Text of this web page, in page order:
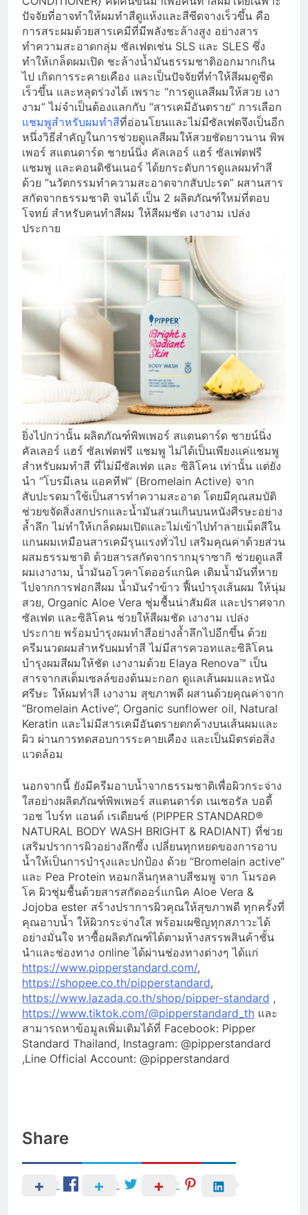
ปัจจัยที่อาจทำให้ผมทำสีดูแห้งและสีซีดจางเร็วขึ้น คือ
การสระผมด้วยสารเคมีที่มีพลังชะล้างสูง อย่างสาร
ทำความสะอาดกลุ่ม ซัลเฟตเช่น SLS และ SLES ซึ่ง
ทำให้เกล็ดผมเปิด ชะล้างน้ำมันธรรมชาติออกมากเกิน
ไป เกิดการระคายเคือง และเป็นปัจจัยที่ทำให้สีผมดูซีด
เร็วขึ้น และหลุดร่วงได้ เพราะ “การดูแลสีผมให้สวย เงา
งาม” ไม่จำเป็นต้องแลกกับ “สารเคมีอันตราย” การเลือก
แชมพูสำหรับผมทำสีที่อ่อนโยนและไม่มีซัลเฟตจึงเป็นอีก
หนึ่งวิธีสำคัญในการช่วยดูแลสีผมให้สวยชัดยาวนาน พิพ
เพอร์ สแตนดาร์ด ชายน์นิ่ง คัลเลอร์ แฮร์ ซัลเฟตฟรี
แชมพู และคอนดิชันเนอร์ ได้ยกระดับการดูแลผมทำสี
ด้วย “นวัตกรรมทำความสะอาดจากสับปะรด” ผสานสาร
สกัดจากธรรมชาติ จนได้ เป็น 2 ผลิตภัณฑ์ใหม่ที่ตอบ
โจทย์ สำหรับคนทำสีผม ให้สีผมชัด เงางาม เปล่ง
ประกาย
ยิ่งไปกว่านั้น ผลิตภัณฑ์พิพเพอร์ สแตนดาร์ด ชายน์นิ่ง
คัลเลอร์ แฮร์ ซัลเฟตฟรี แชมพู ไม่ได้เป็นเพียงแค่แชมพู
สำหรับผมทำสี ที่ไม่มีซัลเฟต และ ซิลิโคน เท่านั้น แต่ยัง
นำ “โบรมีเลน แอคทีฟ” (Bromelain Active) จาก
สับปะรดมาใช้เป็นสารทำความสะอาด โดยมีคุณสมบัติ
ช่วยขจัดสิ่งสกปรกและน้ำมันส่วนเกินบนหนังศีรษะอย่าง
ล้ำลึก ไม่ทำให้เกล็ดผมเปิดและไม่เข้าไปทำลายเม็ดสีใน
แกนผมเหมือนสารเคมีรุนแรงทั่วไป เสริมคุณค่าด้วยส่วน
ผสมธรรมชาติ ด้วยสารสกัดจากรากมุราซากิ ช่วยดูแลสี
ผมเงางาม, น้ำมันอโวคาโดออร์แกนิค เติมน้ำมันที่หาย
ไปจากการฟอกสีผม น้ำมันรำข้าว ฟื้นบำรุงเส้นผม ให้นุ่ม
สวย, Organic Aloe Vera ชุ่มชื้นน่าสัมผัส และปราศจาก
ซัลเฟต และซิลิโคน ช่วยให้สีผมชัด เงางาม เปล่ง
ประกาย พร้อมบำรุงผมทำสีอย่างล้ำลึกไปอีกขึ้น ด้วย
ครีมนวดผมสำหรับผมทำสี ไม่มีสารควอทและซิลิโคน
บำรุงผมสีผมให้ชัด เงางามด้วย Elaya Renova™ เป็น
สารจากสเต็มเซลล์ของต้นมะกอก ดูแลเส้นผมและหนัง
ศรีษะ ให้ผมทำสี เงางาม สุขภาพดี ผสานด้วยคุณค่าจาก
“Bromelain Active”, Organic sunflower oil, Natural
Keratin และไม่มีสารเคมีอันตรายตกค้างบนเส้นผมและ
ผิว ผ่านการทดสอบการระคายเคือง และเป็นมิตรต่อสิ่ง
แวดล้อม
นอกจากนี้ ยังมีครีมอาบน้ำจากธรรมชาติเพื่อผิวกระจ่าง
ใสอย่างผลิตภัณฑ์พิพเพอร์ สแตนดาร์ด เนเชอรัล บอดี้
วอช ไบร์ท แอนด์ เรเดียนซ์ (PIPPER STANDARD®
NATURAL BODY WASH BRIGHT & RADIANT) ที่ช่วย
เสริมปราการผิวอย่างลึกซึ้ง เปลี่ยนทุกหยดของการอาบ
น้ำให้เป็นการบำรุงและปกป้อง ด้วย “Bromelain active”
และ Pea Protein หอมกลิ่นกุหลาบสีชมพู จาก โมรอค
โค ผิวชุ่มชื้นด้วยสารสกัดออร์แกนิค Aloe Vera &
Jojoba ester สร้างปราการผิวคุณให้สุขภาพดี ทุกครั้งที่
คุณอาบน้ำ ให้ผิวกระจ่างใส พร้อมเผชิญทุกสภาวะได้
อย่างมั่นใจ หาซื้อผลิตภัณฑ์ได้ตามห้างสรรพสินค้าชั้น
นำและช่องทาง online ได้ผ่านช่องทางต่างๆ ได้แก่
https://www.pipperstandard.com/,
https://shopee.co.th/pipperstandard,
https://www.lazada.co.th/shop/pipper-standard ,
https://www.tiktok.com/@pipperstandard_th และ
สามารถหาข้อมูลเพิ่มเติมได้ที่ Facebook: Pipper
Standard Thailand, Instagram: @pipperstandard
,Line Official Account: @pipperstandard
Share